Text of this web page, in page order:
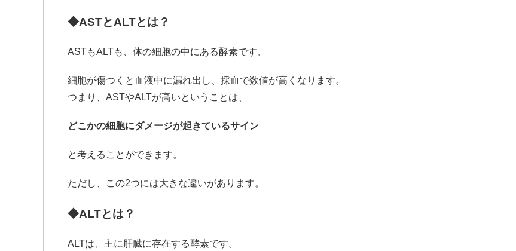
◆ASTとALTとは？
ASTもALTも、体の細胞の中にある酵素です。
細胞が傷つくと血液中に漏れ出し、採血で数値が高くなります。
つまり、ASTやALTが高いということは、
どこかの細胞にダメージが起きているサイン
と考えることができます。
ただし、この2つには大きな違いがあります。
◆ALTとは？
ALTは、主に肝臓に存在する酵素です。